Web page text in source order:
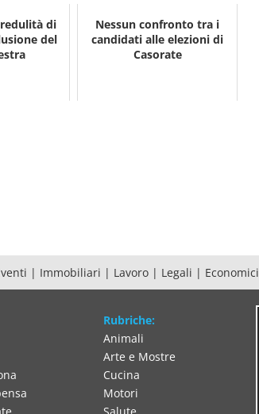
di
del
Nessun confronto tra i
candidati alle elezioni di
Casorate
| Immobiliari | Lavoro | Legali | Economici
Rubriche:
Animali
Arte e Mostre
Cucina
Motori